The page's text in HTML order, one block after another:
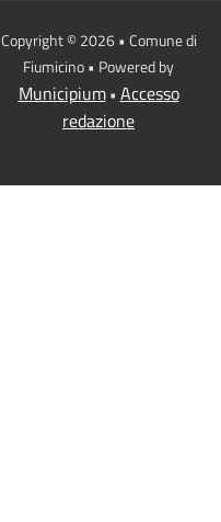
Copyright © 2026 • Comune di
Fiumicino • Powered by
Municipium• Accesso
redazione